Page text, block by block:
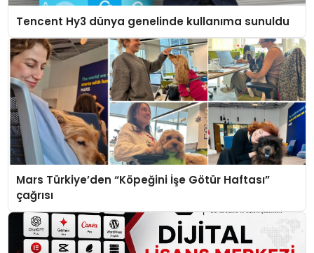
Tencent Hy3 dünya genelinde kullanıma sunuldu
Mars Türkiye’den “Köpeğini İşe Götür Haftası”
çağrısı